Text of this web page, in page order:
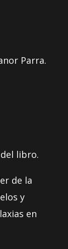
Parra.
libro.
de la
y
en